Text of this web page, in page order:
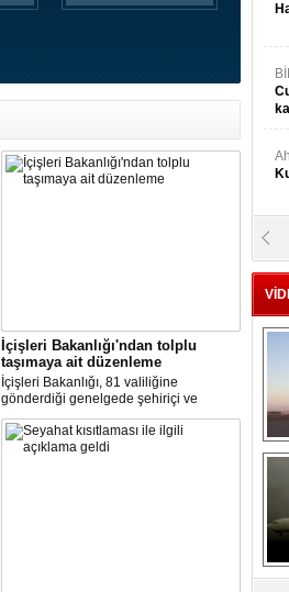
İçişleri Bakanlığı'ndan tolplu
taşımaya ait düzenleme
İçişleri Bakanlığı, 81 valiliğine
gönderdiği genelgede şehiriçi ve
şehirlerarası yolcu taşımacılığında
yüzde 50 kapasite kullanma
zorunluluğunu kaldırdı.